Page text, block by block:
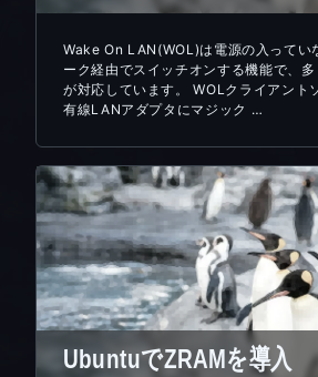
Wake On LAN(WOL)は電源の入ってい
ーク経由でスイッチオンする機能で、
が対応しています。 WOLクライアント
有線LANアダプタにマジック …
UbuntuでZRAMを導入